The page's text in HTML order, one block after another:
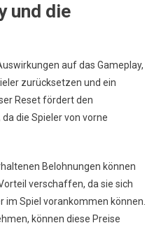
und die
auf das Gameplay,
zurücksetzen und ein
Reset fördert den
die Spieler von vorne
Belohnungen können
verschaffen, da sie sich
im Spiel vorankommen können.
können diese Preise